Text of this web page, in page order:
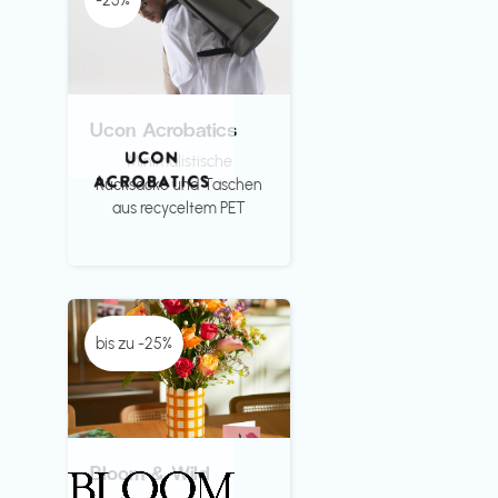
Ucon Acrobatics
Minimalistische
Rücksäcke und Taschen
aus recyceltem PET
bis zu -25%
Bloom & Wild